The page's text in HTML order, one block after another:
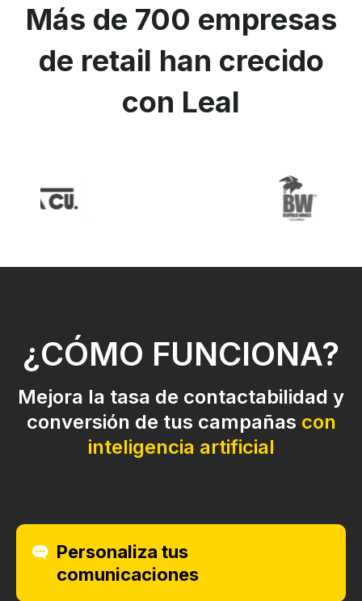
Más de 700 empresas
de retail han crecido
con Leal
¿CÓMO FUNCIONA?
Mejora la tasa de contactabilidad y
conversión de tus campañas con
inteligencia artificial
Personaliza tus
comunicaciones